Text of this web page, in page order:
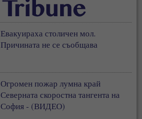
Евакуираха столичен мол.
Причината не се съобщава
Огромен пожар лумна край
Северната скоростна тангента на
София - (ВИДЕО)